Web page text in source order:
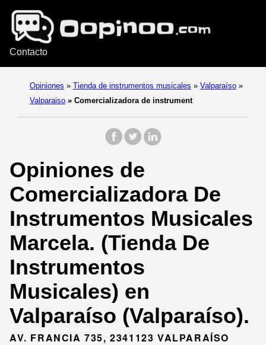
Contacto
Opiniones » Tienda de instrumentos musicales » Valparaíso »
Valparaiso » Comercializadora de instrument
Opiniones de
Comercializadora De
Instrumentos Musicales
Marcela. (Tienda De
Instrumentos
Musicales) en
Valparaíso (Valparaíso).
AV. FRANCIA 735, 2341123 VALPARAÍSO